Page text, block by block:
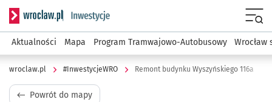
Serwis informacyjny wroclaw.pl podserwis:
Aktualności Mapa Program Tramwajowo-Autobusowy Wrocław
wroclaw.pl #InwestycjeWRO Remont budynku Wyszyńskiego 116a
Powrót do mapy